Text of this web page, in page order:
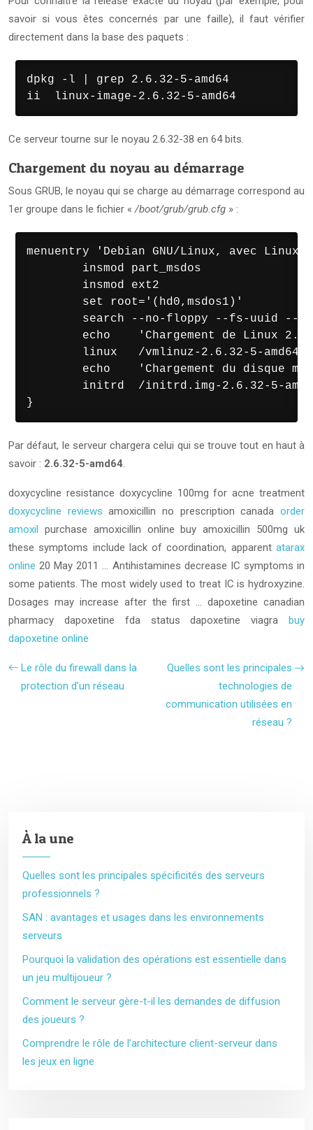
savoir si vous êtes concernés par une faille), il faut vérifier
directement dans la base des paquets :
dpkg -l | grep 2.6.32-5-amd64
ii  linux-image-2.6.32-5-amd64
Ce serveur tourne sur le noyau 2.6.32-38 en 64 bits.
Chargement du noyau au démarrage
Sous GRUB, le noyau qui se charge au démarrage correspond au
1er groupe dans le fichier «/boot/grub/grub.cfg » :
menuentry 'Debian GNU/Linux, avec
        insmod part_msdos
        insmod ext2
        set root='(hd0,msdos1)'
search --no-floppy --fs-uuid --
echo    'Chargement de Linux
linux   /vmlinuz-2.6.32-5-amd64
echo    'Chargement du disque
initrd  /initrd.img-2.6.32-5-
}
Par défaut, le serveur chargera celui qui se trouve tout en haut à
savoir : 2.6.32-5-amd64.
doxycycline resistance doxycycline 100mg for acne treatment
doxycycline reviews amoxicillin no prescription canadaorder
amoxil purchase amoxicillin online buy amoxicillin 500mg uk
these symptoms include lack of coordination, apparent atarax
online 20 May 2011 … Antihistamines decrease IC symptoms in
some patients. The most widely used to treat IC is hydroxyzine.
Dosages may increase after the first … dapoxetine canadian
pharmacy dapoxetine fda status dapoxetine viagra buy
dapoxetine online
Le rôle du firewall dans la
protection d’un réseau
Quelles sont les principales
technologies de
communication utilisées en
réseau ?
À la une
Quelles sont les principales spécificités des serveurs
professionnels ?
SAN : avantages et usages dans les environnements
serveurs
Pourquoi la validation des opérations est essentielle dans
un jeu multijoueur ?
Comment le serveur gère-t-il les demandes de diffusion
des joueurs ?
Comprendre le rôle de l’architecture client-serveur dans
les jeux en ligne